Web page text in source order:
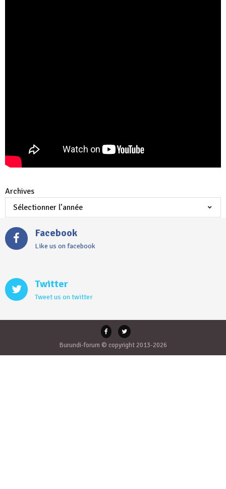
Archives
Facebook
Like us on facebook
Twitter
Tweet us on twitter
Burundi-forum © copyright 2013-2026